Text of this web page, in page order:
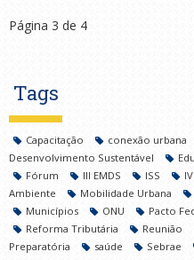
Página 3 de 4
Tags
Capacitação conexão urbana
Desenvolvimento Sustentável
Fórum
III EMDS ISS
Ambiente
Mobilidade Urbana
Municípios
ONU Pacto
Reforma Tributária
Reunião
Preparatória
saúde Sebrae